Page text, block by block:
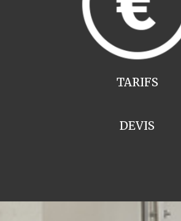
TARIFS
DEVIS